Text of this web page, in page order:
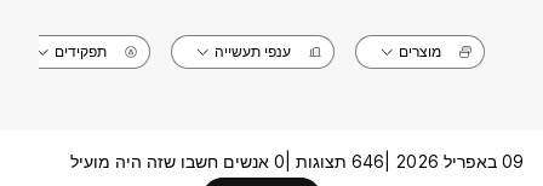
מוצרים ענפי תעשייה תפקידים
09 באפריל 2026 | 646 תצוגות |
0 אנשים חשבו שזה היה מועיל